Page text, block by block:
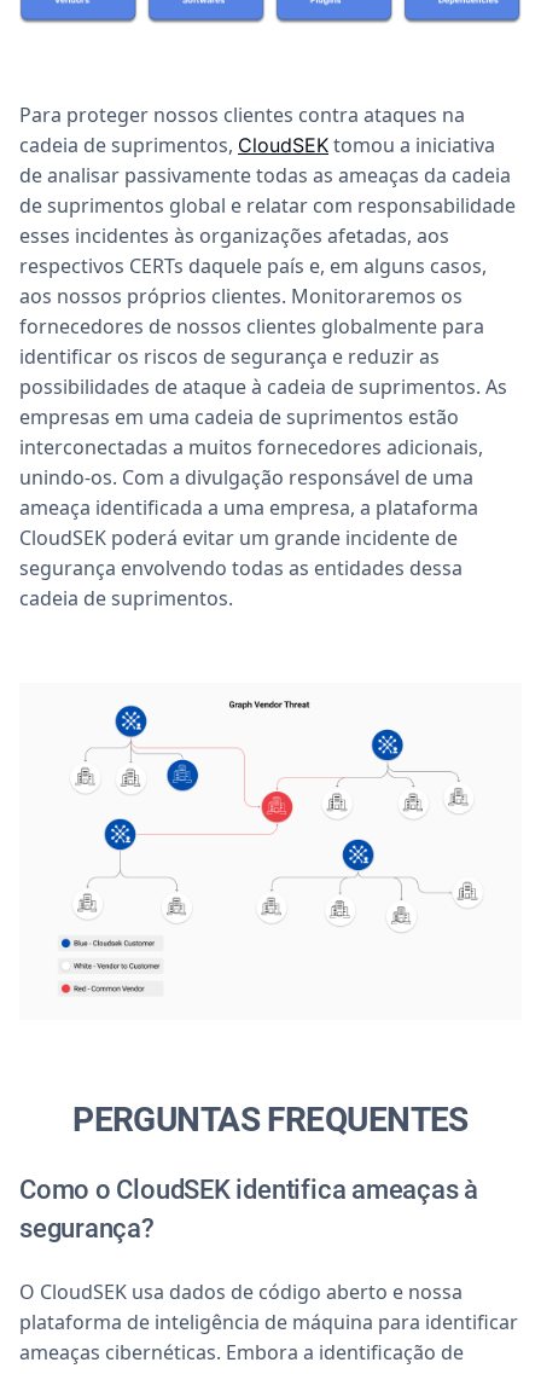
Para proteger nossos clientes contra ataques na
cadeia de suprimentos, CloudSEK tomou a iniciativa
de analisar passivamente todas as ameaças da cadeia
de suprimentos global e relatar com responsabilidade
esses incidentes às organizações afetadas, aos
respectivos CERTs daquele país e, em alguns casos,
aos nossos próprios clientes. Monitoraremos os
fornecedores de nossos clientes globalmente para
identificar os riscos de segurança e reduzir as
possibilidades de ataque à cadeia de suprimentos. As
empresas em uma cadeia de suprimentos estão
interconectadas a muitos fornecedores adicionais,
unindo-os. Com a divulgação responsável de uma
ameaça identificada a uma empresa, a plataforma
CloudSEK poderá evitar um grande incidente de
segurança envolvendo todas as entidades dessa
cadeia de suprimentos.
PERGUNTAS FREQUENTES
Como o CloudSEK identifica ameaças à
segurança?
O CloudSEK usa dados de código aberto e nossa
plataforma de inteligência de máquina para identificar
ameaças cibernéticas. Embora a identificação de